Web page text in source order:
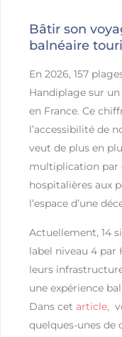
Bâtir son
balnéaire
En 2026, 157
Handiplage sur
en France. Ce
l’accessibilité de
veut de plus en
multiplication par
hospitalières aux
l’espace d’une
Actuellement, 14
label niveau 4 par
leurs
une expérience
Dans cetarticle,
quelques-unes de